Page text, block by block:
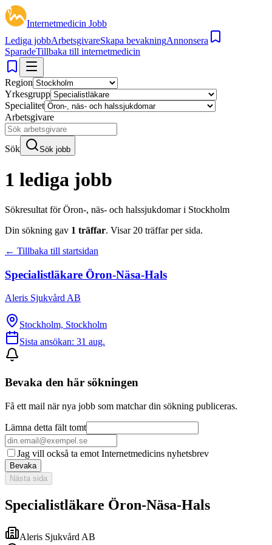
Internetmedicin Jobb
Lediga jobbArbetsgivareSkapa bevakningAnnonsera
SparadeTillbaka till internetmedicin
Region
Yrkesgrupp
Specialitet
Arbetsgivare
Sök Sök jobb
1 lediga jobb
Sökresultat förÖron-, näs- och halssjukdomar i Stockholm
Din sökning gav 1 träffar. Visar 20 träffar per sida.
← Tillbaka till startsidan
Specialistläkare Öron-Näsa-Hals
Aleris Sjukvård AB
Stockholm, Stockholm
Sista ansökan: 31 aug.
Bevaka den här sökningen
Få ett mail när nya jobb som matchar din sökning publiceras.
Lämna detta fält tomt
Jag vill också ta emot Internetmedicins nyhetsbrev
Bevaka
Nästa sida
Specialistläkare Öron-Näsa-Hals
Aleris Sjukvård AB